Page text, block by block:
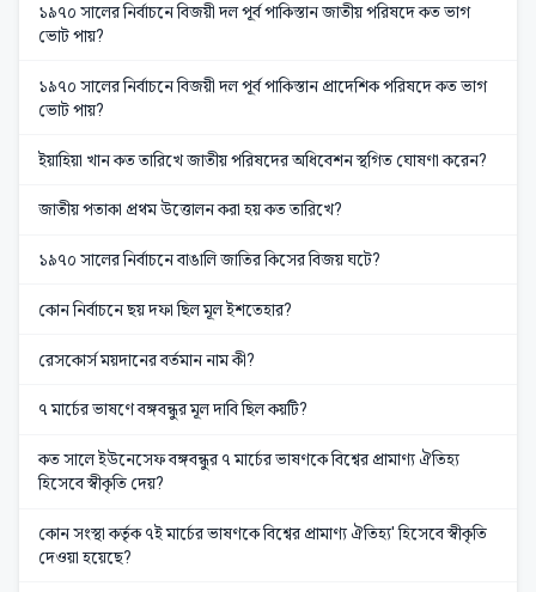
১৯৭০ সালের নির্বাচনে বিজয়ী দল পূর্ব পাকিস্তান জাতীয় পরিষদে কত ভাগ
ভোট পায়?
১৯৭০ সালের নির্বাচনে বিজয়ী দল পূর্ব পাকিস্তান প্রাদেশিক পরিষদে কত ভাগ
ভোট পায়?
ইয়াহিয়া খান কত তারিখে জাতীয় পরিষদের অধিবেশন স্থগিত ঘোষণা করেন?
জাতীয় পতাকা প্রথম উত্তোলন করা হয় কত তারিখে?
১৯৭০ সালের নির্বাচনে বাঙালি জাতির কিসের বিজয় ঘটে?
কোন নির্বাচনে ছয় দফা ছিল মূল ইশতেহার?
রেসকোর্স ময়দানের বর্তমান নাম কী?
৭ মার্চের ভাষণে বঙ্গবন্ধুর মূল দাবি ছিল কয়টি?
কত সালে ইউনেসেফ বঙ্গবন্ধুর ৭ মার্চের ভাষণকে বিশ্বের প্রামাণ্য ঐতিহ্য
হিসেবে স্বীকৃতি দেয়?
কোন সংস্থা কর্তৃক ৭ই মার্চের ভাষণকে বিশ্বের প্রামাণ্য ঐতিহ্য' হিসেবে স্বীকৃতি
দেওয়া হয়েছে?